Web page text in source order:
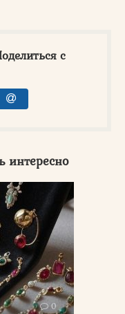
с
интересно
0